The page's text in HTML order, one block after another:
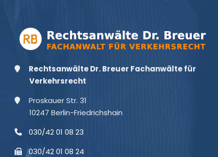
Rechtsanwälte Dr. Breuer Fachanwälte für
Verkehrsrecht
Proskauer Str. 31
10247 Berlin-Friedrichshain
030/42 01 08 23
030/42 01 08 24